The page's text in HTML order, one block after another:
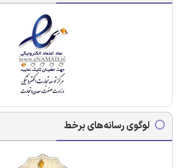
لوگوی رسانه‌های برخط